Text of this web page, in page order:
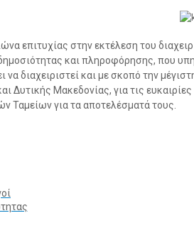
επιτυχίας στην εκτέλεση του
και πληροφόρησης, που
να διαχειριστεί και με σκοπό την
Δυτικής Μακεδονίας, για τις
Ταμείων για τα αποτελέσματά τους.